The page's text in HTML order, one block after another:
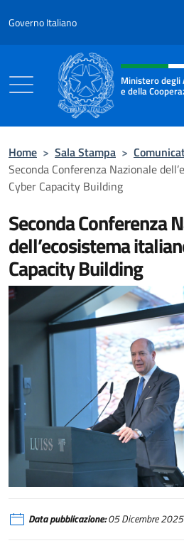
Governo Italiano
Intestazione sito,
Ministero
e della
Home > Sala Stampa >
Seconda Conferenza Nazionale
Cyber Capacity Building
Seconda Conferenza
dell’ecosistema
Capacity Building
Seconda Conferenza Nazionale
Data pubblicazione:05 Dicembre 2025